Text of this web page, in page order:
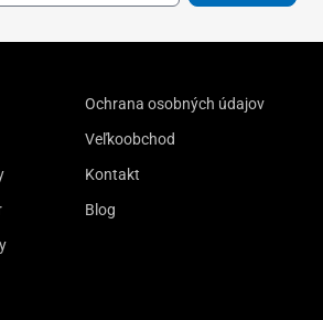
Ochrana osobných údajov
Veľkoobchod
Kontakt
Blog